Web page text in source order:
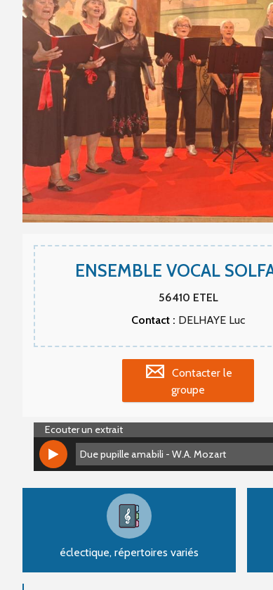
ENSEMBLE VOCAL
56410 ETEL
Contact : DELHAYE Luc
Contacter le
groupe
Ecouter un extrait
Due pupille amabili - W.A. Mozart
Due pupille amabili - W.A. Mozart
éclectique, répertoires variés